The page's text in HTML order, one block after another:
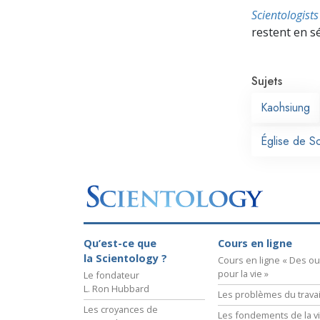
restent en
Sujets
Kaohsiung
Église de
Qu’est-ce que
la Scientology ?
Le fondateur
L. Ron Hubbard
Les croyances de
Cours en ligne
Cours en ligne « Des
pour la vie »
Les problèmes du
Les fondements de la